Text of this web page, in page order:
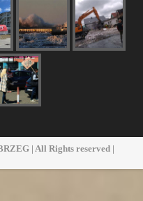
| All Rights reserved |